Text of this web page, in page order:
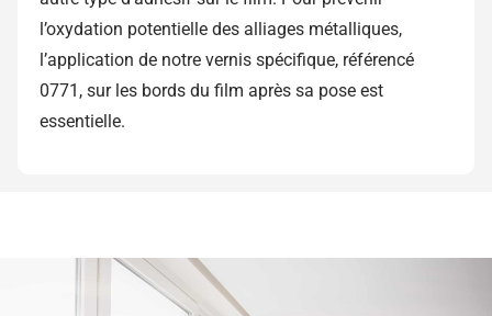
l’oxydation potentielle des alliages métalliques,
l’application de notre vernis spécifique, référencé
0771, sur les bords du film après sa pose est
essentielle.